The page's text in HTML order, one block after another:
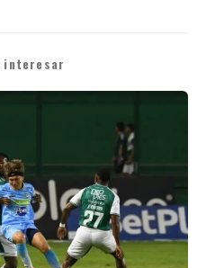
interesar